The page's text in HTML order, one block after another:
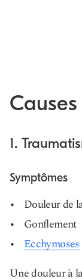
Causes
1.
Symptômes
Douleur de
Gonflement
Ecchymoses
Une douleur à